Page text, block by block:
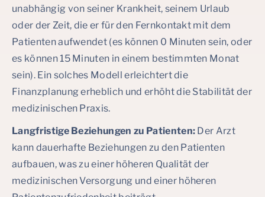
unabhängig von seiner Krankheit, seinem Urlaub
oder der Zeit, die er für den Fernkontakt mit dem
Patienten aufwendet (es können 0 Minuten sein, oder
es können 15 Minuten in einem bestimmten Monat
sein). Ein solches Modell erleichtert die
Finanzplanung erheblich und erhöht die Stabilität der
medizinischen Praxis.
Langfristige Beziehungen zu Patienten: Der Arzt
kann dauerhafte Beziehungen zu den Patienten
aufbauen, was zu einer höheren Qualität der
medizinischen Versorgung und einer höheren